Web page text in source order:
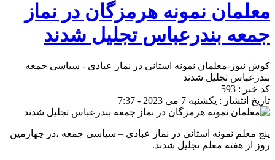
معلمان نمونه هرمزگان در نماز
جمعه بندرعباس تجلیل شدند
کوش نیوز-معلمان نمونه استانی در نماز عبادی - سیاسی جمعه
بندرعباس تجلیل شدند
کد خبر : 593
تاریخ انتشار : یکشنبه 7 می 2023 - 7:37
پنج معلم نمونه استانی در نماز عبادی – سیاسی جمعه ،در چهارمین
روز از هفته معلم تجلیل شدند.